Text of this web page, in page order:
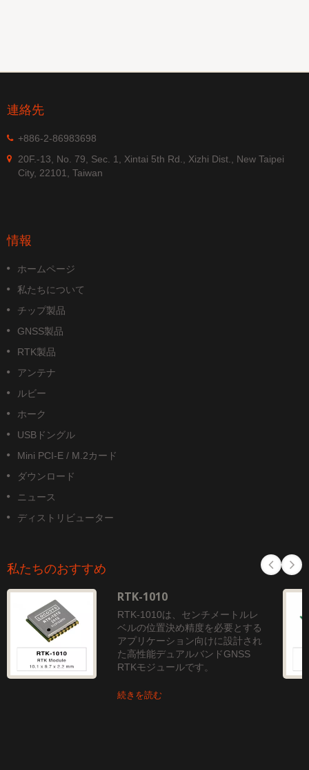
連絡先
+886-2-86983698
20F.-13, No. 79, Sec. 1, Xintai 5th Rd., Xizhi Dist., New Taipei
City, 22101, Taiwan
情報
ホームページ
私たちについて
チップ製品
GNSS製品
RTK製品
アンテナ
ルビー
ホーク
USBドングル
Mini PCI-E / M.2カード
ダウンロード
ニュース
ディストリビューター
私たちのおすすめ
RTK-1010
RTK-1010は、センチメートルレ
ベルの位置決め精度を必要とする
アプリケーション向けに設計され
た高性能デュアルバンドGNSS
RTKモジュールです。
続きを読む